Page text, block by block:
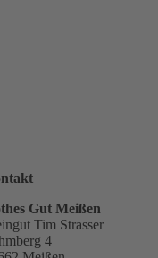
Gut Meißen
Tim Strasser
4